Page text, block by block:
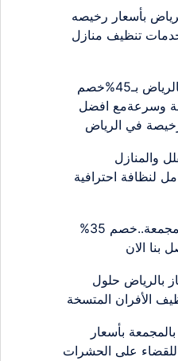
بأسعار رخيصه
فقط..خدمات تنظيف منازل
شركة تنظيف مجالس بالرياض بـ45%خصم
وسرعةمع افضل
في الرياض
والمنازل
الكامل لنظافة احترافية
شركة تنظيف منازل بالمجمعة..خصم 35%
بنا الان
بالرياض حلول
بأسعار
على الحشرات